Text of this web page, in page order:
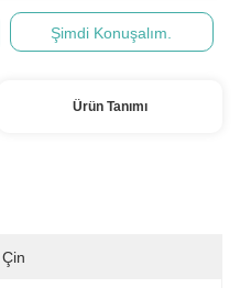
Şimdi Konuşalım.
Ürün Tanımı
Çin